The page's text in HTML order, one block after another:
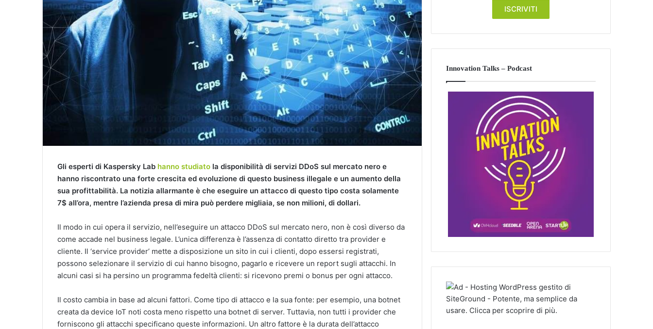
Gli esperti di Kaspersky Lab hanno studiato la disponibilità di servizi DDoS sul mercato nero e
hanno riscontrato una forte crescita ed evoluzione di questo business illegale e un aumento della
sua profittabilità. La notizia allarmante è che eseguire un attacco di questo tipo costa solamente
7$ all’ora, mentre l’azienda presa di mira può perdere migliaia, se non milioni, di dollari.
Il modo in cui opera il servizio, nell’eseguire un attacco DDoS sul mercato nero, non è così diverso da
come accade nel business legale. L’unica differenza è l’assenza di contatto diretto tra provider e
cliente. Il ‘service provider’ mette a disposizione un sito in cui i clienti, dopo essersi registrati,
possono selezionare il servizio di cui hanno bisogno, pagarlo e ricevere un report sugli attacchi. In
alcuni casi si ha persino un programma fedeltà clienti: si ricevono premi o bonus per ogni attacco.
Il costo cambia in base ad alcuni fattori. Come tipo di attacco e la sua fonte: per esempio, una botnet
creata da device IoT noti costa meno rispetto una botnet di server. Tuttavia, non tutti i provider che
forniscono gli attacchi specificano queste informazioni. Un altro fattore è la durata dell’attacco
Innovation Talks – Podcast